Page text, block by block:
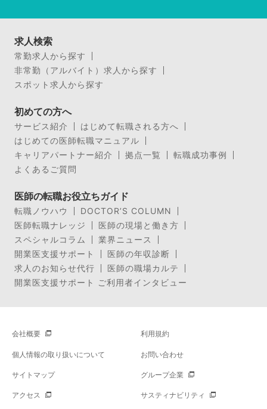
求人検索
常勤求人から探す
非常勤（アルバイト）求人から探す
スポット求人から探す
初めての方へ
サービス紹介
はじめて転職される方へ
はじめての医師転職マニュアル
キャリアパートナー紹介
拠点一覧
転職成功事例
よくあるご質問
医師の転職お役立ちガイド
転職ノウハウ
DOCTOR’S COLUMN
医師転職ナレッジ
医師の現場と働き方
スペシャルコラム
業界ニュース
開業医支援サポート
医師の年収診断
求人のお知らせ代行
医師の職場カルテ
開業医支援サポート ご利用者インタビュー
会社概要 利用規約
個人情報の取り扱いについて お問い合わせ
サイトマップ グループ企業
アクセス サスティナビリティ